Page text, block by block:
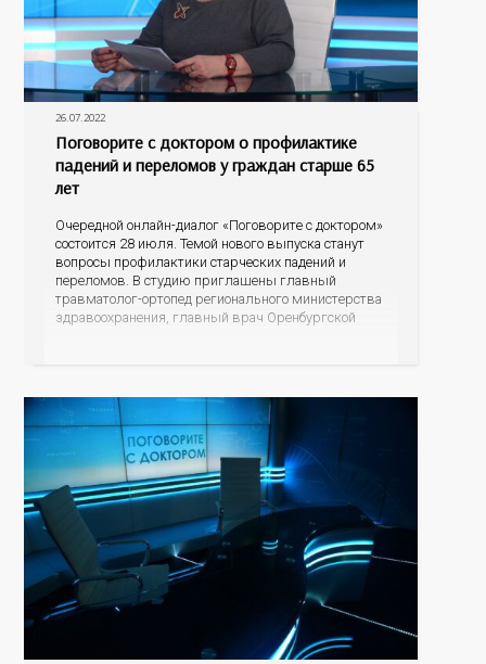
26.07.2022
Поговорите с доктором о профилактике
падений и переломов у граждан старше 65
лет
Очередной онлайн-диалог «Поговорите с доктором»
состоится 28 июля. Темой нового выпуска станут
вопросы профилактики старческих падений и
переломов. В студию приглашены главный
травматолог-ортопед регионального министерства
здравоохранения, главный врач Оренбургской
ветеранов войн Наталья Сергеевна Шокурова. С